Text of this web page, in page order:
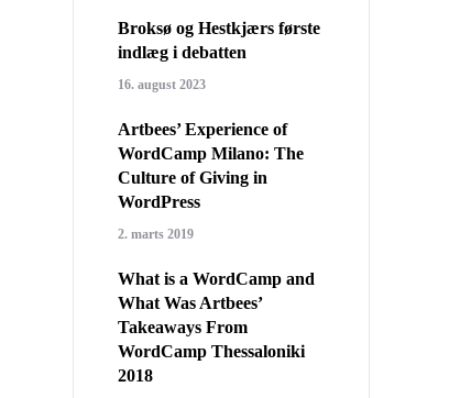
Broksø og Hestkjærs første
indlæg i debatten
16. august 2023
Artbees’ Experience of
WordCamp Milano: The
Culture of Giving in
WordPress
2. marts 2019
What is a WordCamp and
What Was Artbees’
Takeaways From
WordCamp Thessaloniki
2018